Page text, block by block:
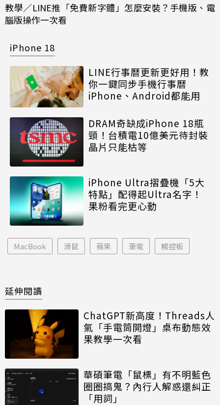
教學／LINE推「免費新字體」怎麼安裝？手機版、電
腦版操作一次看
iPhone 18
LINE行事曆更新更好用！教
你一鍵同步手機行事曆
iPhone、Android都能用
DRAM奇缺成iPhone 18瓶
頸！台積電10億美元待封裝
晶片只能枯等
iPhone Ultra摺疊機「5大
特點」配得起Ultra名字！
果粉看完更心動
MacBook 滑鼠 蘋果 筆電 觸控板
延伸閱讀
ChatGPT新高度！Threads人
氣「手電筒開燈」桌布動態效
果教學一次看
華碩筆電「鼠標」有不明藍色
圈圈搞鬼？內行人解惑還糾正
「用詞」